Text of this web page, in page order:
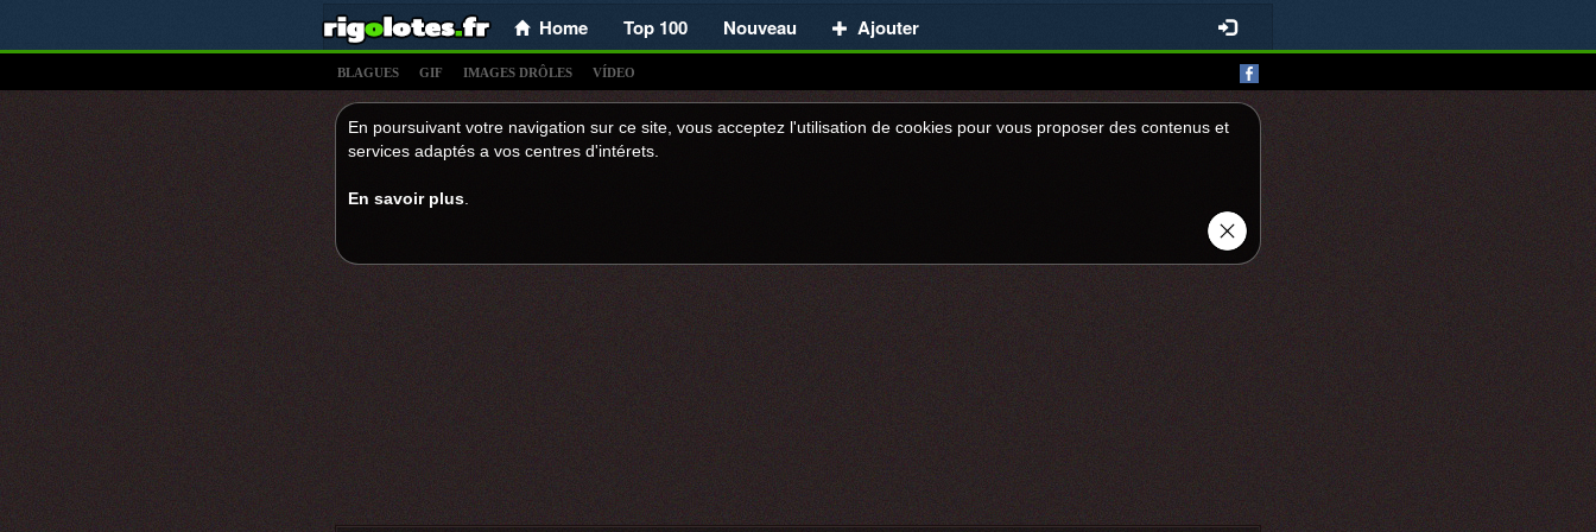
Home Top 100 Nouveau Ajouter
BLAGUES GIF IMAGES DRÔLES VÍDEO
En poursuivant votre navigation sur ce site, vous acceptez l'utilisation de cookies pour vous proposer des contenus et
services adaptés a vos centres d'intérets.
En savoir plus